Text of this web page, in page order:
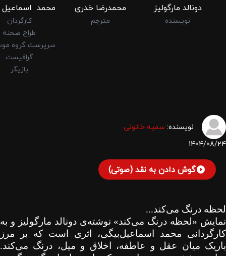
دونالد مارگولیز
نویسنده
محمدرضا خدری
مترجم
محمد
کارگردان
طراح صحنه
سرپرست گروه
گرافیست
بازیگر
نویسنده: سمیه خاتونی
1404/08/24
گوش دادن به نقد (صوتی)
لحظه درنگ می‌کند...
نمایش «لحظه درنگ می‌کند» نوشته‌ی دونالد مارگولیز و به
کارگردانی محمد اسماعیل‌بیگی، اثری است که بر مرز
باریک میان عقل و عاطفه، اخلاق و میل، درنگ می‌کند.